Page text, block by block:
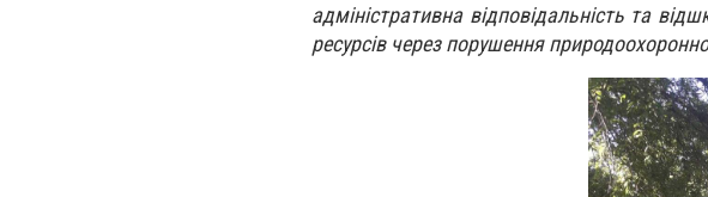
адміністративна відповідальність та
ресурсів через порушення